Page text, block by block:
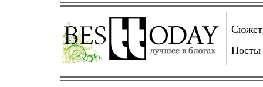
Посты